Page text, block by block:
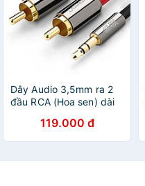
Dây Audio 3,5mm ra 2
đầu RCA (Hoa sen) dài
10583 - Hàng Chính
Hãng
119.000 đ